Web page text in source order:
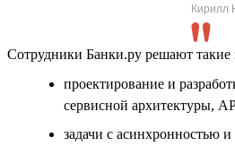
Кирилл
Сотрудники Банки.ру решают такие
проектирование и
сервисной архитектуры,
задачи с асинхронностью